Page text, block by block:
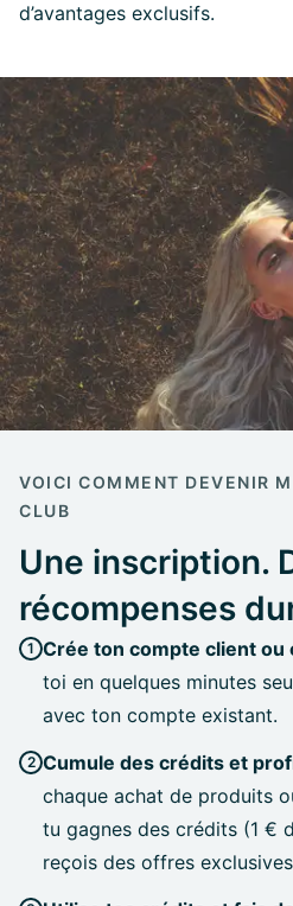
d’avantages exclusifs.
VOICI COMMENT DEVENIR
CLUB
Une inscription.
récompenses
Crée ton compte client ou
toi en quelques minutes
avec ton compte existant.
Cumule des crédits et
chaque achat de produits
tu gagnes des crédits (1 €
reçois des offres